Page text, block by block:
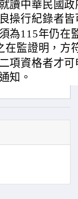
讀中華民國
操行紀錄者
為115年仍在
在監證明，方
項資格者才
知。